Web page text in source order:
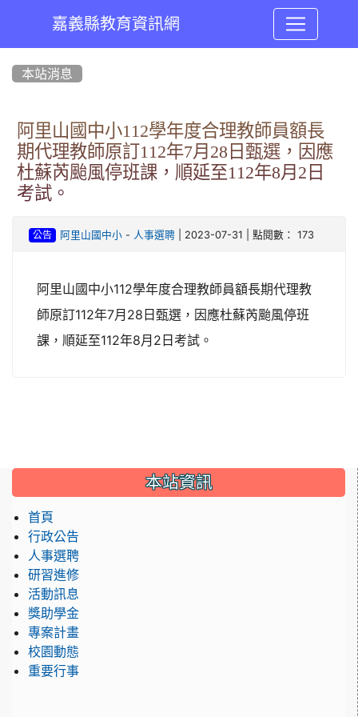
嘉義縣教育資訊網
本站消息
阿里山國中小112學年度合理教師員額長
期代理教師原訂112年7月28日甄選，因應
杜蘇芮颱風停班課，順延至112年8月2日
考試。
公告 阿里山國中小- 人事選聘| 2023-07-31 | 點閱數： 173
阿里山國中小112學年度合理教師員額長期代理教
師原訂112年7月28日甄選，因應杜蘇芮颱風停班
課，順延至112年8月2日考試。
::: 本站資訊
首頁
行政公告
人事選聘
研習進修
活動訊息
獎助學金
專案計畫
校園動態
重要行事